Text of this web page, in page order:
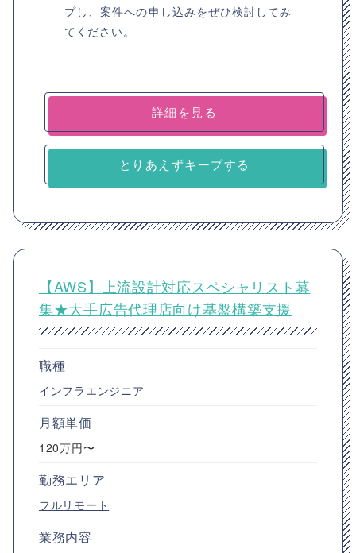
プし、案件への申し込みをぜひ検討してみ
てください。
詳細を見る
とりあえずキープする
【AWS】上流設計対応スペシャリスト募
集★大手広告代理店向け基盤構築支援
職種
インフラエンジニア
月額単価
120万円〜
勤務エリア
フルリモート
業務内容